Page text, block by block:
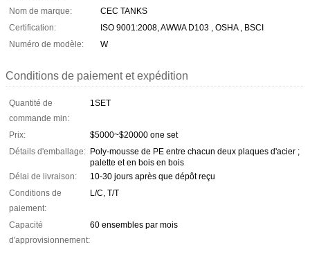
Nom de marque:
CEC TANKS
Certification:
ISO 9001:2008, AWWA D103 , OSHA , BSCI
Numéro de modèle:
W
Conditions de paiement et expédition
Quantité de
commande min:
1SET
Prix:
$5000~$20000 one set
Détails d'emballage: Poly-mousse de PE entre chacun deux plaques d'acier ;
palette et en bois en bois
Délai de livraison:
10-30 jours après que dépôt reçu
Conditions de
paiement:
L/C, T/T
Capacité
d'approvisionnement:
60 ensembles par mois